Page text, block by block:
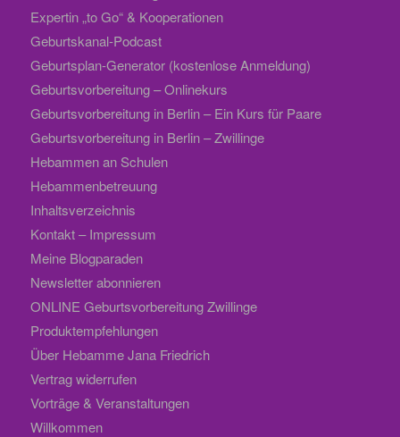
Expertin „to Go“ & Kooperationen
Geburtskanal-Podcast
Geburtsplan-Generator (kostenlose Anmeldung)
Geburtsvorbereitung – Onlinekurs
Geburtsvorbereitung in Berlin – Ein Kurs für Paare
Geburtsvorbereitung in Berlin – Zwillinge
Hebammen an Schulen
Hebammenbetreuung
Inhaltsverzeichnis
Kontakt – Impressum
Meine Blogparaden
Newsletter abonnieren
ONLINE Geburtsvorbereitung Zwillinge
Produktempfehlungen
Über Hebamme Jana Friedrich
Vertrag widerrufen
Vorträge & Veranstaltungen
Willkommen